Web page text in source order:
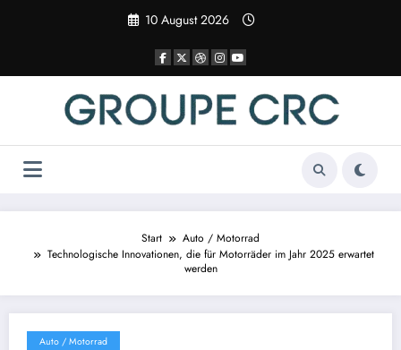
10 August 2026
Start
Auto / Motorrad
Technologische Innovationen, die für Motorräder im Jahr 2025 erwartet
werden
Auto / Motorrad